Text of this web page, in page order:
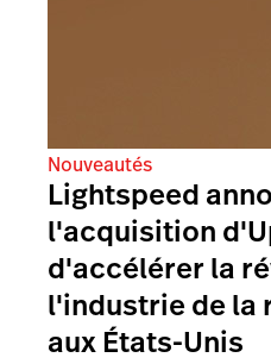
Nouveautés
Lightspeed
l'acquisition
d'accélérer la
l'industrie de la
aux États-Unis